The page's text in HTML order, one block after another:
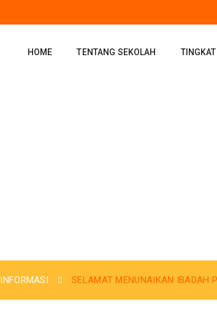
HOME TENTANG SEKOLAH TINGKAT
INFORMASI SELAMAT MENUNAIKAN IBADAH